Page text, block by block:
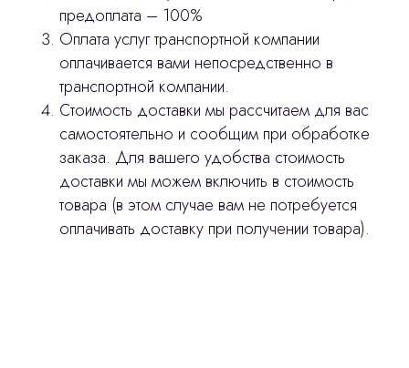
предоплата – 100%
Оплата услуг транспортной компании
оплачивается вами непосредственно в
транспортной компании.
Стоимость доставки мы рассчитаем для вас
самостоятельно и сообщим при обработке
заказа. Для вашего удобства стоимость
доставки мы можем включить в стоимость
товара (в этом случае вам не потребуется
оплачивать доставку при получении товара).